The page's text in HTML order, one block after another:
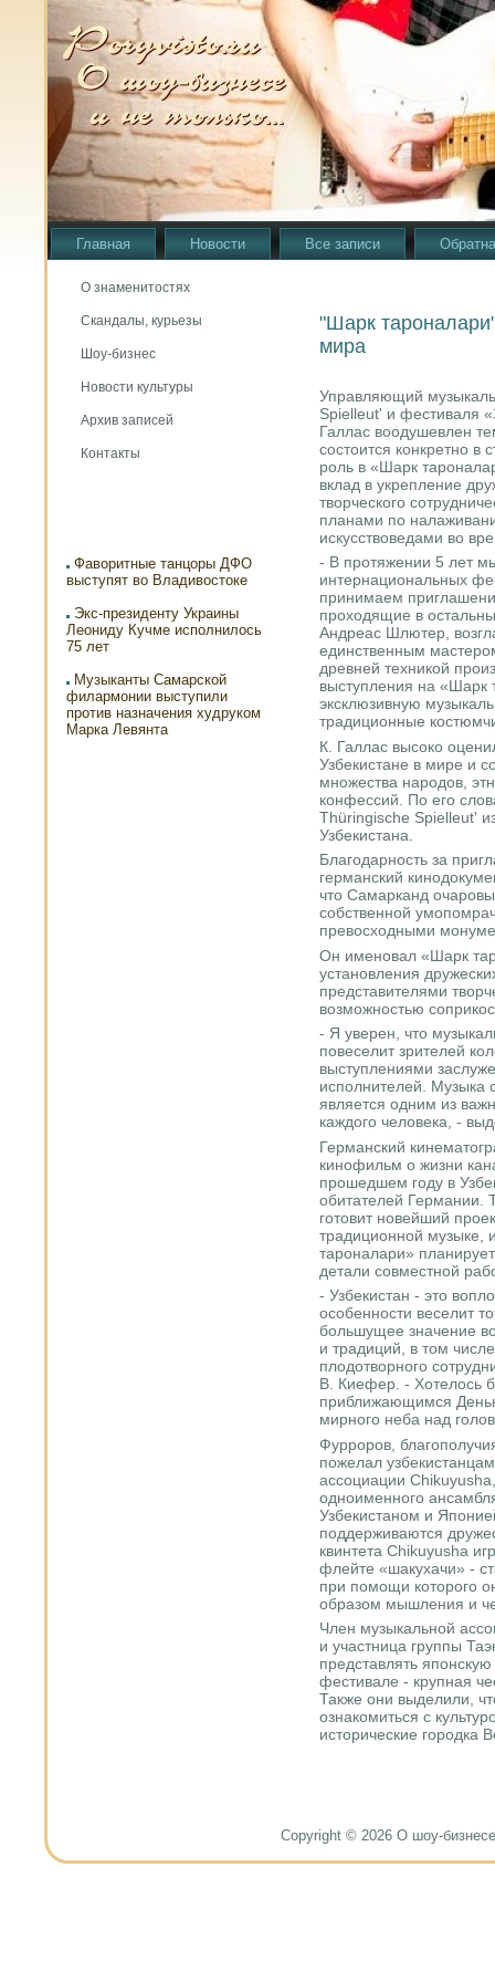
Главная Новости Все записи
О знаменитостях
Скандалы, курьезы
Шоу-бизнес
Новости культуры
Архив записей
Контакты
Фаворитные танцоры ДФО
выступят во Владивостоке
Экс-президенту Украины
Леониду Кучме исполнилось
75 лет
Музыканты Самарской
филармонии выступили
против назначения худруком
Марка Левянта
"Шарк
мира
Управляющий
Spielleut' и фестиваля
Галлас воодушевлен
состоится конкретно
роль в «Шарк
вклад в укрепление
творческого
планами по
искусствоведами во
- В протяжении 5 лет
интернациональных
принимаем
проходящие в
Андреас Шлютер,
единственным
древней техникой
выступления на «Шарк
эксклюзивную
традиционные
К. Галлас высоко
Узбекистане в мире и
множества народов,
конфессий. По его
Thüringische Spielleut'
Узбекистана.
Благодарность за
германский
что Самарканд
собственной
превосходными
Он именовал «Шарк
установления
представителями
возможностью
- Я уверен, что
повеселит зрителей
выступлениями
исполнителей. Музыка
является одним из
каждого человека, -
Германский
кинофильм о жизни
прошедшем году в
обитателей Германии.
готовит новейший
традиционной музыке,
тароналари»
детали совместной
- Узбекистан - это
особенности веселит
большущее значение
и традиций, в том
плодотворного
В. Киефер. - Хотелось
приближающимся
мирного неба над
Фурроров,
пожелал
ассоциации
одноименного
Узбекистаном и
поддерживаются
квинтета Chikuyusha
флейте «шакухачи» -
при помощи которого
образом мышления и
Член музыкальной
и участница группы
представлять
фестивале - крупная
Также они выделили,
ознакомиться с
исторические городка
Copyright © 2026 О шоу-